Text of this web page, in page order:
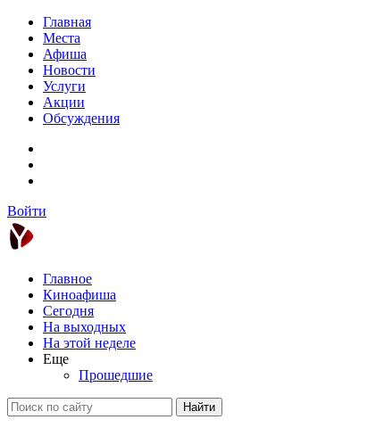
Главная
Места
Афиша
Новости
Услуги
Акции
Обсуждения
Войти
Главное
Киноафиша
Сегодня
На выходных
На этой неделе
Еще
Прошедшие
Найти